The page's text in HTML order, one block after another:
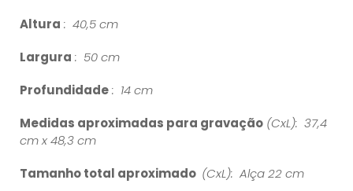
Altura : 40,5 cm
Largura : 50 cm
Profundidade: 14 cm
Medidas aproximadas para gravação (CxL): 37,4
cm x 48,3 cm
Tamanho total aproximado (CxL): Alça 22 cm